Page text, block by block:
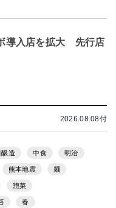
導入店を拡大 先行店
2026.08.08付
醸造 中食 明治
熊本地震 麺
惣菜
春